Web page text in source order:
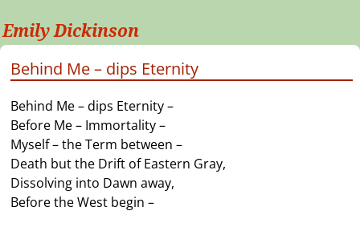
Emily Dickinson
Behind Me – dips Eternity
Behind Me – dips Eternity –
Before Me – Immortality –
Myself – the Term between –
Death but the Drift of Eastern Gray,
Dissolving into Dawn away,
Before the West begin –